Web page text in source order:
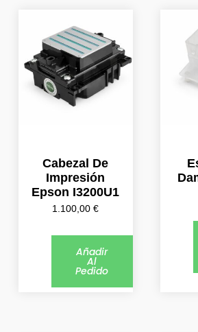
Cabezal De
Impresión
Epson I3200U1
1.100,00€
Añadir
Al
Pedido